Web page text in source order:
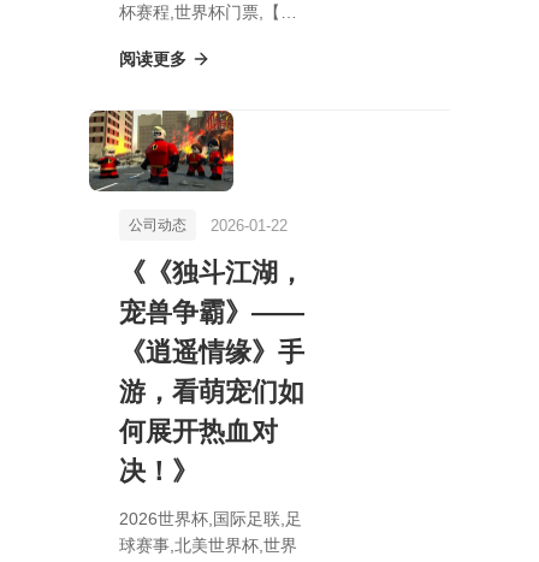
杯赛程,世界杯门票,【限
车VX2 Extreme & VX4，
折钜惠，速度来抢！🛹🎉
阅读更多
公司动态 2026-01-22
《《独斗江湖，
宠兽争霸》——
《逍遥情缘》手
游，看萌宠们如
何展开热血对
决！》
2026世界杯,国际足联,足
球赛事,北美世界杯,世界